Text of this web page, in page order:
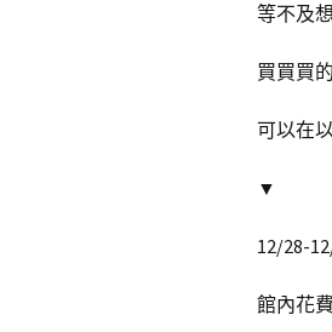
等不及
買買買
可以在
▼
12/28-
館內花